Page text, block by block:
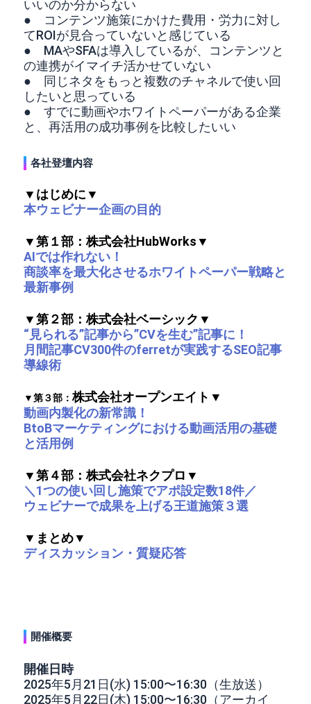
いいのか分からない
● コンテンツ施策にかけた費用・労力に対し
てROIが見合っていないと感じている
● MAやSFAは導入しているが、コンテンツと
の連携がイマイチ活かせていない
● 同じネタをもっと複数のチャネルで使い回
したいと思っている
● すでに動画やホワイトペーパーがある企業
と、再活用の成功事例を比較したいい
各社登壇内容
▼はじめに▼
本ウェビナー企画の目的
▼第１部：株式会社HubWorks▼
AIでは作れない！
商談率を最大化させるホワイトペーパー戦略と
最新事例
▼第２部：株式会社ベーシック ▼
“見られる”記事から”CVを生む”記事に！
月間記事CV300件のferretが実践するSEO記事
導線術
▼第３部：株式会社オープンエイト ▼
動画内製化の新常識！
BtoBマーケティングにおける動画活用の基礎
と活用例
▼第４部：株式会社ネクプロ ▼
＼1つの使い回し施策でアポ設定数18件／
ウェビナーで成果を上げる王道施策３選
▼まとめ▼
ディスカッション・質疑応答
開催概要
開催日時
2025年5月21日(水) 15:00〜16:30（生放送）
2025年5月22日(木) 15:00〜16:30（アーカイ